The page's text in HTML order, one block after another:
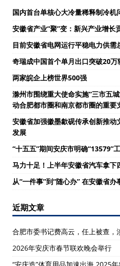
国内首台单核心大冷量稀释制冷机
安徽省产业“聚”变：新兴产业增长
目前安徽省电网运行平稳电力供需
奇瑞成中国首个单月出口突破20万
两家皖企上榜世界500强
滁州市围绕重大使命实施“三市五
动合肥都市圈和南京都市圈的重要
安徽省加强徽墨歙砚传承创新推动
发展
“十五五”期间安庆市明确“13579”
马力十足！上半年安徽省汽车拿下
从“一件事”到“随心办” 在安徽省办
近期文章
合肥市委书记费高云，任上被查，
2026年安庆市春节联欢晚会举行